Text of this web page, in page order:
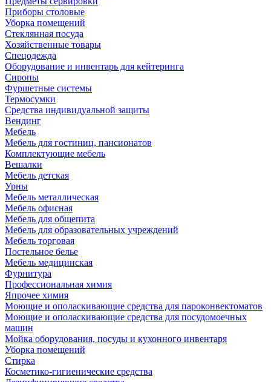
Приборы столовые
Уборка помещений
Стеклянная посуда
Хозяйственные товары
Спецодежда
Оборудование и инвентарь для кейтеринга
Сиропы
Фуршетные системы
Термосумки
Средства индивидуальной защиты
Вендинг
Мебель
Мебель для гостиниц, пансионатов
Комплектующие мебель
Вешалки
Мебель детская
Урны
Мебель металлическая
Мебель офисная
Мебель для общепита
Мебель для образовательных учреждений
Мебель торговая
Постельное белье
Мебель медицинская
Фурнитура
Профессиональная химия
Япрочее химия
Моющие и ополаскивающие средства для пароконвектоматов
Моющие и ополаскивающие средства для посудомоечных
машин
Мойка оборудования, посуды и кухонного инвентаря
Уборка помещений
Стирка
Косметико-гигиенические средства